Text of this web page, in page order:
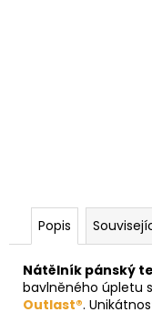
Popis
Nátělník pánský
bavlněného úpletu
Outlast®.